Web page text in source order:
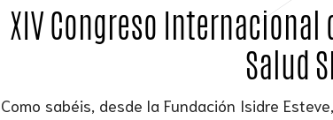
XIV Congreso
Salud
Como sabéis, desde la Fundación Isidre